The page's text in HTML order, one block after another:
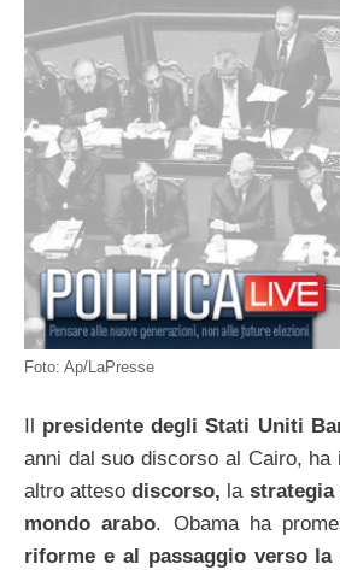
Foto: Ap/LaPresse
presidente degli Stati Uniti
anni dal suo discorso al Cairo, ha
altro attesodiscorso, la strategia
mondo arabo. Obama ha
riforme e al passaggio verso la